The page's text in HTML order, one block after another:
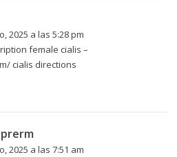
2025 a las 5:28 pm
female cialis –
cialis directions
2025 a las 7:51 am